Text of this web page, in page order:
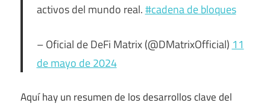
activos del mundo real.#cadena de bloques
– Oficial de DeFi Matrix (@DMatrixOfficial) 11
de mayo de 2024
Aquí hay un resumen de los desarrollos clave del